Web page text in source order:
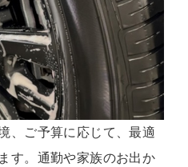
、ご予算に応じて、最適
す。通勤や家族のお出か